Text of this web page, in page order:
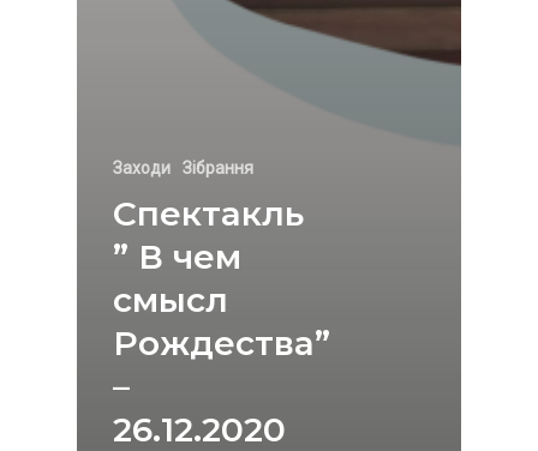
Заходи Зібрання
Спектакль
” В чем
смысл
Рождества”
–
26.12.2020